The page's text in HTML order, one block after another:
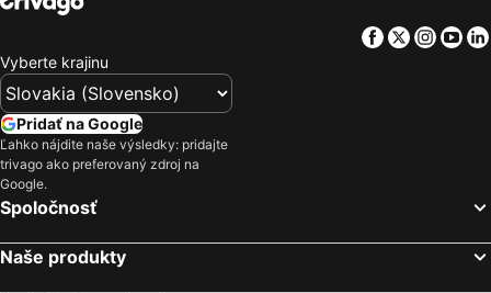
Facebook
Twitter
Vyberte krajinu
Pridať na Google
Ľahko nájdite naše výsledky: pridajte
trivago ako preferovaný zdroj na
Google.
Spoločnosť
Naše produkty